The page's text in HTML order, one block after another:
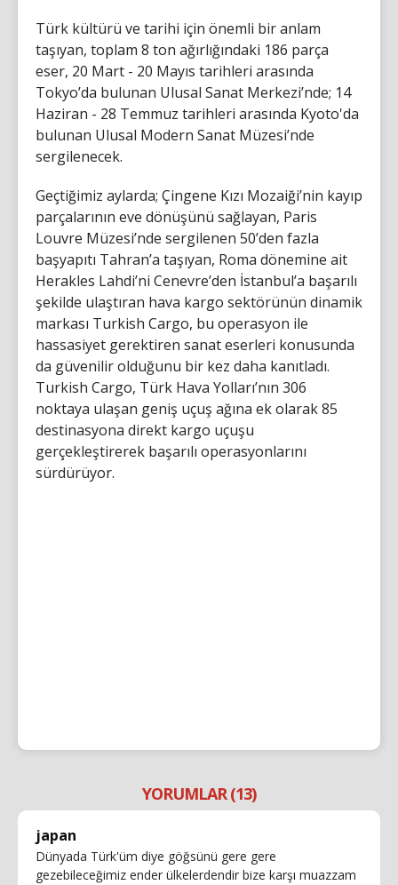
Türk kültürü ve tarihi için önemli bir anlam
taşıyan, toplam 8 ton ağırlığındaki 186 parça
eser, 20 Mart - 20 Mayıs tarihleri arasında
Tokyo’da bulunan Ulusal Sanat Merkezi’nde; 14
Haziran - 28 Temmuz tarihleri arasında Kyoto'da
bulunan Ulusal Modern Sanat Müzesi’nde
sergilenecek.
Geçtiğimiz aylarda; Çingene Kızı Mozaiği’nin kayıp
parçalarının eve dönüşünü sağlayan, Paris
Louvre Müzesi’nde sergilenen 50’den fazla
başyapıtı Tahran’a taşıyan, Roma dönemine ait
Herakles Lahdi’ni Cenevre’den İstanbul’a başarılı
şekilde ulaştıran hava kargo sektörünün dinamik
markası Turkish Cargo, bu operasyon ile
hassasiyet gerektiren sanat eserleri konusunda
da güvenilir olduğunu bir kez daha kanıtladı.
Turkish Cargo, Türk Hava Yolları’nın 306
noktaya ulaşan geniş uçuş ağına ek olarak 85
destinasyona direkt kargo uçuşu
gerçekleştirerek başarılı operasyonlarını
sürdürüyor.
YORUMLAR (13)
japan
Dünyada Türk'üm diye göğsünü gere gere
gezebileceğimiz ender ülkelerdendir bize karşı muazzam